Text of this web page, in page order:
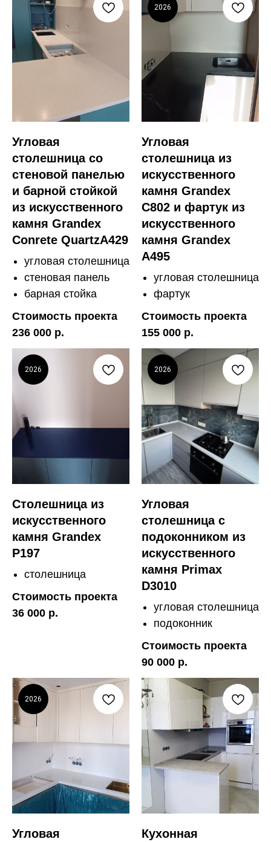
Угловая
столешница со
стеновой панелью
и барной стойкой
из искусственного
камня Grandex
Conrete QuartzA429
угловая столешница
стеновая панель
барная стойка
Стоимость проекта
236 000 р.
2026
Угловая
столешница из
искусственного
камня Grandex
C802 и фартук из
искусственного
камня Grandex
A495
угловая столешница
фартук
Стоимость проекта
155 000 р.
2026
Столешница из
искусственного
камня Grandex
P197
столешница
Стоимость проекта
36 000 р.
2026
Угловая
столешница с
подоконником из
искусственного
камня Primax
D3010
угловая столешница
подоконник
Стоимость проекта
90 000 р.
2026
Угловая
Кухонная